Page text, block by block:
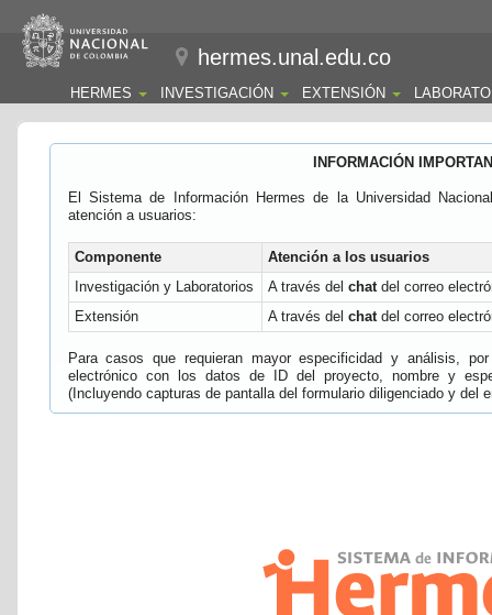
hermes.unal.edu.co
HERMES INVESTIGACIÓN EXTENSIÓN
INFORMACIÓN
El Sistema de Información Hermes de la Universidad
atención a usuarios:
Componente
Atención a los usuarios
Investigación y Laboratorios
A través del chatdel correo
Extensión
A través del chatdel correo
Para casos que requieran mayor especificidad y análisis,
electrónico con los datos de ID del proyecto, nombre y
(Incluyendo capturas de pantalla del formulario diligenciado y del